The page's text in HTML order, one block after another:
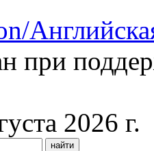
при
2026 г.